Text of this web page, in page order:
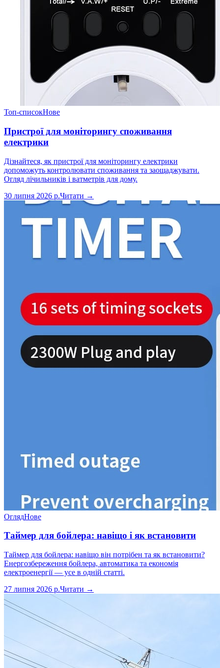
Топ-списокНове
Пристрої для моніторингу споживання
електрики
Дізнайтеся, як пристрої для моніторингу електрики
допоможуть контролювати споживання та заощаджувати.
Огляд лічильників і ватметрів для дому.
30 липня 2026 р.Читати →
ОглядНове
Таймер для бойлера: навіщо і як встановити
Таймер для бойлера: навіщо він потрібен та як встановити?
Енергозбереження бойлера, автоматика та економія
електроенергії — усе в одній статті.
27 липня 2026 р.Читати →